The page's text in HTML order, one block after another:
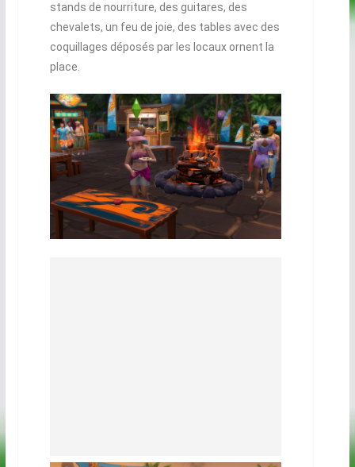
stands de nourriture, des guitares, des
chevalets, un feu de joie, des tables avec des
coquillages déposés par les locaux ornent la
place.